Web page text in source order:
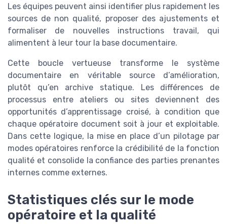
Les équipes peuvent ainsi identifier plus rapidement les
sources de non qualité, proposer des ajustements et
formaliser de nouvelles instructions travail, qui
alimentent à leur tour la base documentaire.
Cette boucle vertueuse transforme le système
documentaire en véritable source d’amélioration,
plutôt qu’en archive statique. Les différences de
processus entre ateliers ou sites deviennent des
opportunités d’apprentissage croisé, à condition que
chaque opératoire document soit à jour et exploitable.
Dans cette logique, la mise en place d’un pilotage par
modes opératoires renforce la crédibilité de la fonction
qualité et consolide la confiance des parties prenantes
internes comme externes.
Statistiques clés sur le mode
opératoire et la qualité